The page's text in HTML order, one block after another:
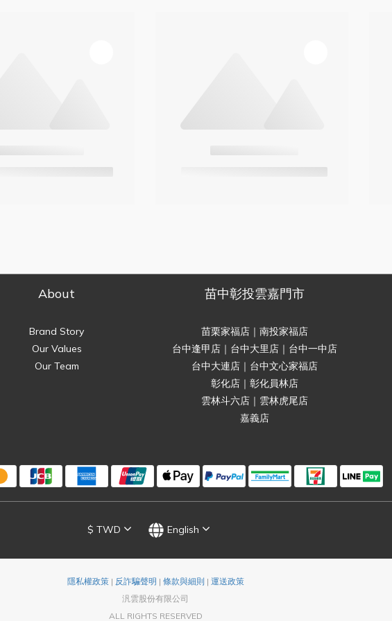
About
Brand Story
Our Values
Our Team
苗中彰投雲嘉門市
苗栗家福店｜南投家福店
台中逢甲店｜台中大里店｜台中一中店
台中大連店｜台中文心家福店
彰化店｜彰化員林店
雲林斗六店｜雲林虎尾店
嘉義店
$ TWD English
隱私權政策| 反詐騙聲明 | 條款與細則 | 運送政策
汎雲股份有限公司
ALL RIGHTS RESERVED